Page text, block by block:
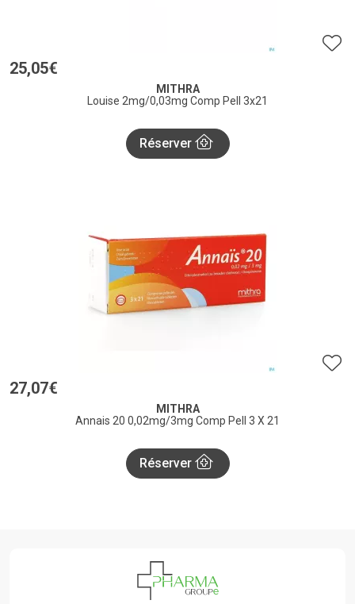
25,05€
MITHRA
Louise 2mg/0,03mg Comp Pell 3x21
Réserver
27,07€
MITHRA
Annais 20 0,02mg/3mg Comp Pell 3 X 21
Réserver